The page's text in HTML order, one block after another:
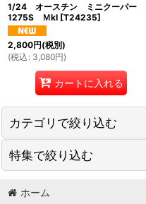
1/24 オースチン ミニクーパー
1275S ＭkI [T24235]
2,800円(税別)
(税込 : 3,080円)
カートに入れる
カテゴリで絞り込む
飛行機
自動車
特集で絞り込む
トラック・バス
ホーム